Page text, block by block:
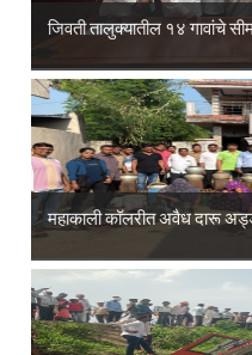
जिवती तालुक्यातील १४ गावांचे
महाकाली कॉलरीत अवैध दारू